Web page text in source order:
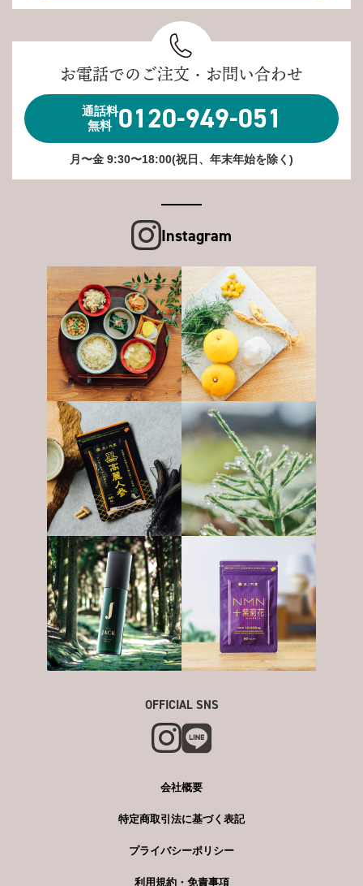
お電話でのご注文・お問い合わせ
通話料
無料 0120-949-051
月〜金 9:30〜18:00(祝日、年末年始を除く)
Instagram
OFFICIAL SNS
会社概要
特定商取引法に基づく表記
プライバシーポリシー
利用規約・免責事項